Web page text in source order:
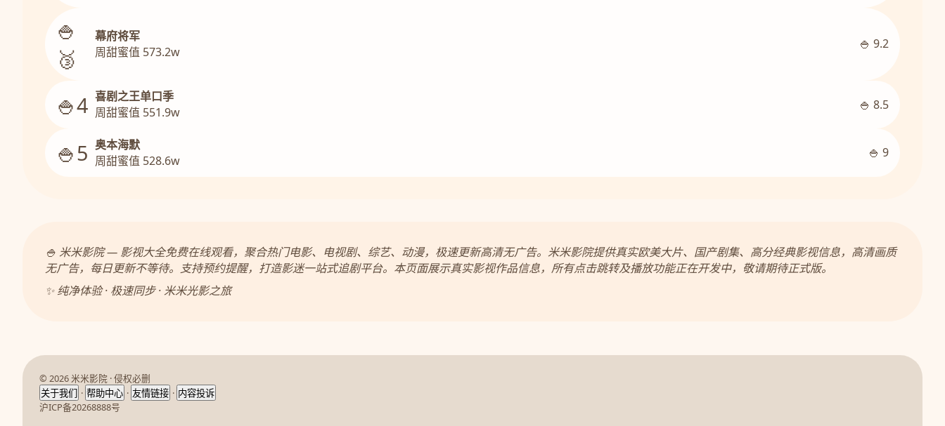
🍚
🥉
幕府将军
周甜蜜值 573.2w
🍚 9.2
🍚4 喜剧之王单口季
周甜蜜值 551.9w
🍚 8.5
🍚5 奥本海默
周甜蜜值 528.6w
🍚 9
🍚 米米影院 — 影视大全免费在线观看，聚合热门电影、电视剧、综艺、动漫，极速更新高清无广告。米米影院提供真实欧美大片、国产剧集、高分经典影视信息，高清画质
无广告，每日更新不等待。支持预约提醒，打造影迷一站式追剧平台。本页面展示真实影视作品信息，所有点击跳转及播放功能正在开发中，敬请期待正式版。
✨ 纯净体验 · 极速同步 · 米米光影之旅
© 2026 米米影院 · 侵权必删
关于我们 · 帮助中心 · 友情链接 · 内容投诉
沪ICP备20268888号